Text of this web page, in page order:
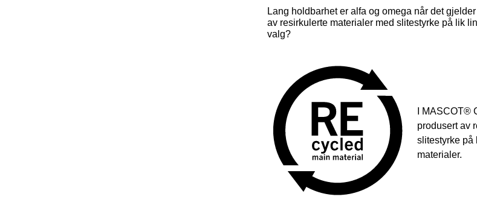
Lang holdbarhet er alfa og omega når det
av resirkulerte materialer med slitestyrke på lik
valg?
I MASCOT®
produsert av
slitestyrke på
materialer.